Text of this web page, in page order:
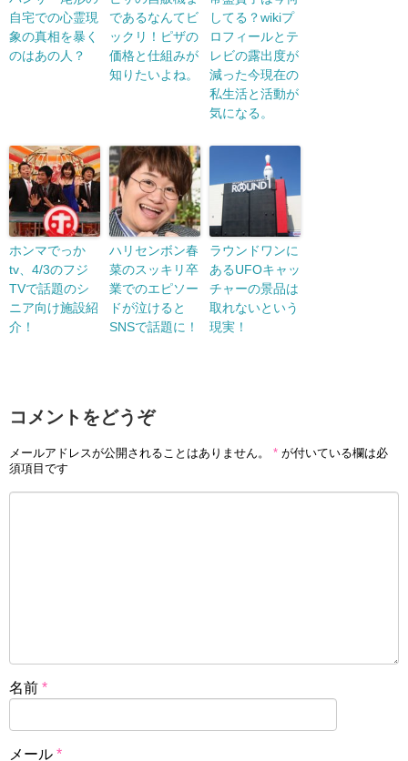
自宅での心霊現
象の真相を暴く
のはあの人？
であるなんてビ
ックリ！ピザの
価格と仕組みが
知りたいよね。
してる？wikiプ
ロフィールとテ
レビの露出度が
減った今現在の
私生活と活動が
気になる。
ホンマでっか
tv、4/3のフジ
TVで話題のシ
ニア向け施設紹
介！
ハリセンボン春
菜のスッキリ卒
業でのエピソー
ドが泣けると
SNSで話題に！
ラウンドワンに
あるUFOキャッ
チャーの景品は
取れないという
現実！
コメントをどうぞ
メールアドレスが公開されることはありません。 * が付いている欄は必
須項目です
名前 *
メール *